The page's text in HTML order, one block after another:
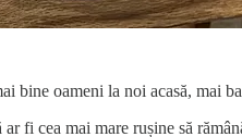
oameni la noi acasă, mai
fi cea mai mare rușine să